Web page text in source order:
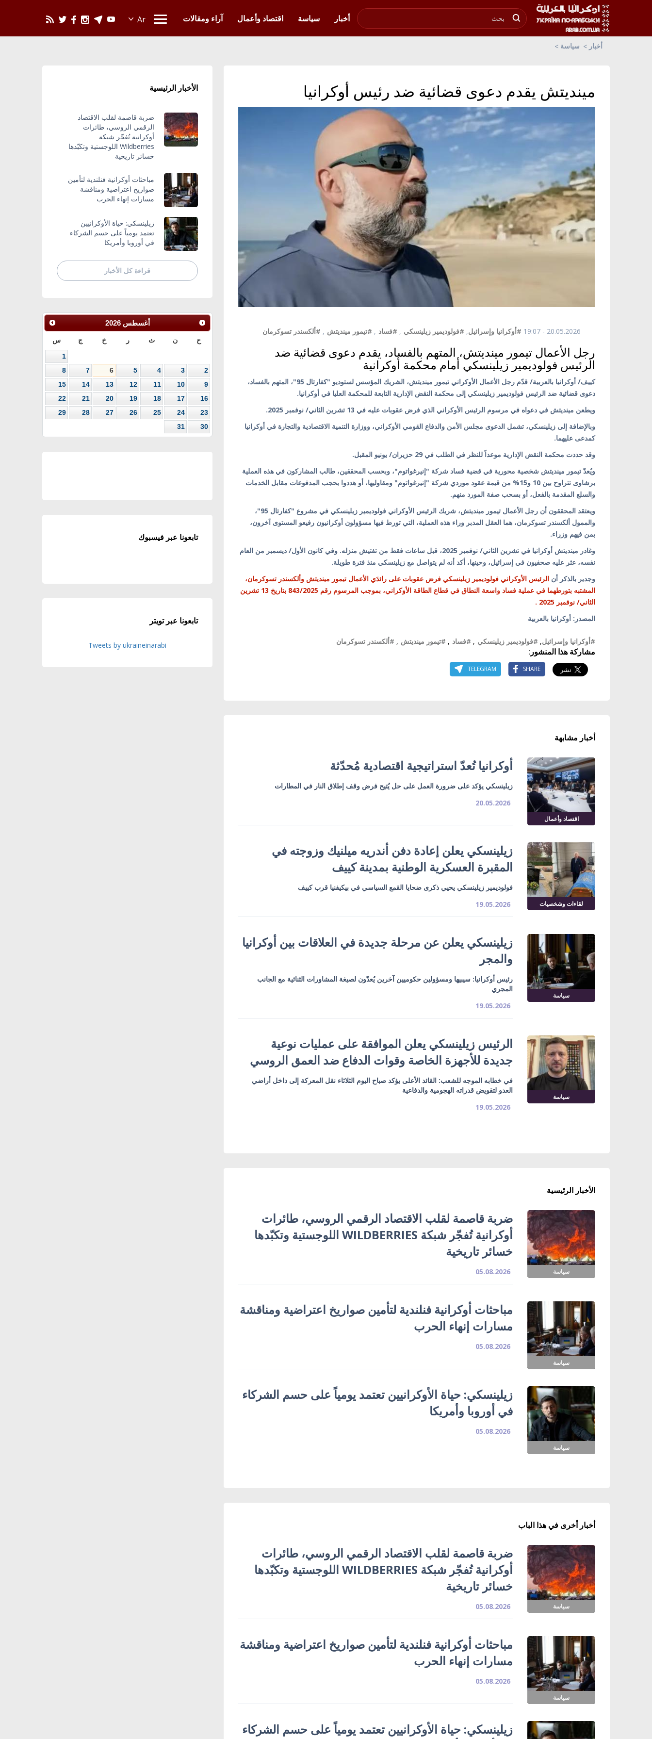
أخبار
سياسة اقتصاد وأعمال آراء ومقالات
أخبار سياسة
مينديتش يقدم دعوى قضائية ضد رئيس أوكرانيا
20.05.2026 - 19:07 #أوكرانيا وإسرائيل, #فولوديمير زيلينسكي , #فساد , #تيمور مينديتش , #ألكسندر تسوكرمان
رجل الأعمال تيمور مينديتش، المتهم بالفساد، يقدم دعوى قضائية ضد
الرئيس فولوديمير زيلينسكي أمام محكمة أوكرانية
كييف/ أوكرانيا بالعربية/ قدّم رجل الأعمال الأوكراني تيمور مينديتش، الشريك المؤسس لستوديو "كفارتال 95"، المتهم بالفساد،
دعوى قضائية ضد الرئيس فولوديمير زيلينسكي إلى محكمة النقض الإدارية التابعة للمحكمة العليا في أوكرانيا.
ويطعن مينديتش في دعواه في مرسوم الرئيس الأوكراني الذي فرض عقوبات عليه في 13 تشرين الثاني/ نوفمبر 2025.
وبالإضافة إلى زيلينسكي، تشمل الدعوى مجلس الأمن والدفاع القومي الأوكراني، ووزارة التنمية الاقتصادية والتجارة في أوكرانيا
كمدعى عليهما.
وقد حددت محكمة النقض الإدارية موعداً للنظر في الطلب في 29 حزيران/ يونيو المقبل.
ويُعدّ تيمور مينديتش شخصية محورية في قضية فساد شركة "إنيرغواتوم"، وبحسب المحققين، طالب المشاركون في هذه العملية
برشاوى تتراوح بين 10 و15% من قيمة عقود موردي شركة "إنيرغواتوم" ومقاوليها، أو هددوا بحجب المدفوعات مقابل الخدمات
والسلع المقدمة بالفعل، أو بسحب صفة المورد منهم.
ويعتقد المحققون أن رجل الأعمال تيمور مينديتش، شريك الرئيس الأوكراني فولوديمير زيلينسكي في مشروع "كفارتال 95"،
والممول ألكسندر تسوكرمان، هما العقل المدبر وراء هذه العملية، التي تورط فيها مسؤولون أوكرانيون رفيعو المستوى آخرون،
بمن فيهم وزراء.
وغادر مينديتش أوكرانيا في تشرين الثاني/ نوفمبر 2025، قبل ساعات فقط من تفتيش منزله. وفي كانون الأول/ ديسمبر من العام
نفسه، عثر عليه صحفيون في إسرائيل، وحينها، أكد أنه لم يتواصل مع زيلينسكي منذ فترة طويلة.
وجدير بالذكر أن الرئيس الأوكراني فولوديمير زيلينسكي فرض عقوبات على رائدَي الأعمال تيمور مينديتش وألكسندر تسوكرمان،
المشتبه بتورطهما في عملية فساد واسعة النطاق في قطاع الطاقة الأوكراني، بموجب المرسوم رقم 843/2025 بتاريخ 13 تشرين
الثاني/ نوفمبر 2025 .
المصدر: أوكرانيا بالعربية
#أوكرانيا وإسرائيل, #فولوديمير زيلينسكي , #فساد , #تيمور مينديتش , #ألكسندر تسوكرمان
مشاركة هذا المنشور:
SHARE
TELEGRAM
أخبار مشابهة
اقتصاد وأعمال
أوكرانيا تُعدّ استراتيجية اقتصادية مُحدّثة
زيلينسكي يؤكد على ضرورة العمل على حل يُتيح فرض وقف إطلاق النار في المطارات
20.05.2026
لقاءات وشخصيات
زيلينسكي يعلن إعادة دفن أندريه ميلنيك وزوجته في
المقبرة العسكرية الوطنية بمدينة كييف
فولوديمير زيلينسكي يحيي ذكرى ضحايا القمع السياسي في بيكيفنيا قرب كييف
19.05.2026
سياسة
زيلينسكي يعلن عن مرحلة جديدة في العلاقات بين أوكرانيا
والمجر
رئيس أوكرانيا: سيبيها ومسؤولين حكوميين آخرين يُعدّون لصيغة المشاورات الثنائية مع الجانب
المجري
19.05.2026
سياسة
الرئيس زيلينسكي يعلن الموافقة على عمليات نوعية
جديدة للأجهزة الخاصة وقوات الدفاع ضد العمق الروسي
في خطابه الموجه للشعب: القائد الأعلى يؤكد صباح اليوم الثلاثاء نقل المعركة إلى داخل أراضي
العدو لتقويض قدراته الهجومية والدفاعية
19.05.2026
الأخبار الرئيسية
سياسة
ضربة قاصمة لقلب الاقتصاد الرقمي الروسي، طائرات
أوكرانية تُفجّر شبكة WILDBERRIES اللوجستية وتكبّدها
خسائر تاريخية
05.08.2026
سياسة
مباحثات أوكرانية فنلندية لتأمين صواريخ اعتراضية ومناقشة
مسارات إنهاء الحرب
05.08.2026
سياسة
زيلينسكي: حياة الأوكرانيين تعتمد يومياً على حسم الشركاء
في أوروبا وأمريكا
05.08.2026
أخبار أخرى في هذا الباب
سياسة
ضربة قاصمة لقلب الاقتصاد الرقمي الروسي، طائرات
أوكرانية تُفجّر شبكة WILDBERRIES اللوجستية وتكبّدها
خسائر تاريخية
05.08.2026
سياسة
مباحثات أوكرانية فنلندية لتأمين صواريخ اعتراضية ومناقشة
مسارات إنهاء الحرب
05.08.2026
زيلينسكي: حياة الأوكرانيين تعتمد يومياً على حسم الشركاء
الأخبار الرئيسية
ضربة قاصمة لقلب الاقتصاد
الرقمي الروسي، طائرات
أوكرانية تُفجّر شبكة
Wildberries اللوجستية وتكبّدها
خسائر تاريخية
مباحثات أوكرانية فنلندية لتأمين
صواريخ اعتراضية ومناقشة
مسارات إنهاء الحرب
زيلينسكي: حياة الأوكرانيين
تعتمد يومياً على حسم الشركاء
في أوروبا وأمريكا
قراءة كل الأخبار
أغسطس 2026
ح ن ث ر خ ج س
1
2
3
4
5
6
7
8
9
10
11
12
13
14
15
16
17
18
19
20
21
22
23
24
25
26
27
28
29
30
31
تابعونا عبر فيسبوك
تابعونا عبر تويتر
Tweets by ukraineinarabi